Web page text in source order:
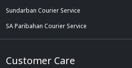
Sundarban Courier Service
SA Paribahan Courier Service
Customer Care